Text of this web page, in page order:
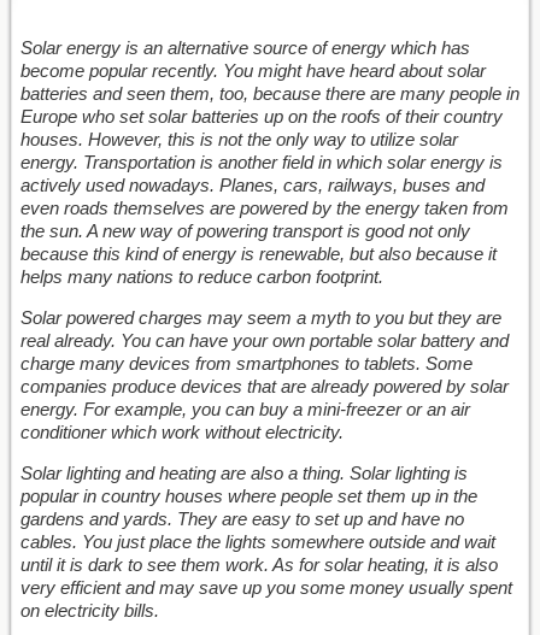
Solar energy is an alternative source of energy which has
become popular recently. You might have heard about solar
batteries and seen them, too, because there are many people in
Europe who set solar batteries up on the roofs of their country
houses. However, this is not the only way to utilize solar
energy. Transportation is another field in which solar energy is
actively used nowadays. Planes, cars, railways, buses and
even roads themselves are powered by the energy taken from
the sun. A new way of powering transport is good not only
because this kind of energy is renewable, but also because it
helps many nations to reduce carbon footprint.
Solar powered charges may seem a myth to you but they are
real already. You can have your own portable solar battery and
charge many devices from smartphones to tablets. Some
companies produce devices that are already powered by solar
energy. For example, you can buy a mini-freezer or an air
conditioner which work without electricity.
Solar lighting and heating are also a thing. Solar lighting is
popular in country houses where people set them up in the
gardens and yards. They are easy to set up and have no
cables. You just place the lights somewhere outside and wait
until it is dark to see them work. As for solar heating, it is also
very efficient and may save up you some money usually spent
on electricity bills.